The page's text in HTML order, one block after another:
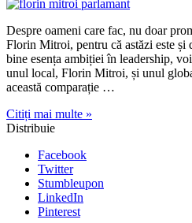
Despre oameni care fac, nu doar
Florin Mitroi, pentru că astăzi este și
bine esența ambiției în leadership,
unul local, Florin Mitroi, și unul
această comparație …
Citiți mai multe »
Distribuie
Facebook
Twitter
Stumbleupon
LinkedIn
Pinterest